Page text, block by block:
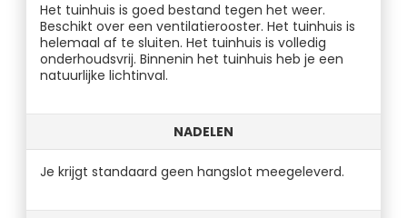
Het tuinhuis is goed bestand tegen het weer.
Beschikt over een ventilatierooster. Het tuinhuis is
helemaal af te sluiten. Het tuinhuis is volledig
onderhoudsvrij. Binnenin het tuinhuis heb je een
natuurlijke lichtinval.
NADELEN
Je krijgt standaard geen hangslot meegeleverd.